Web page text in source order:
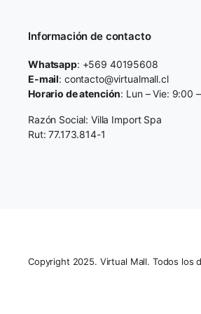
Información de contacto
Whatsapp: +569 40195608
E-mail: contacto@virtualmall.cl
Horario de atención: Lun – Vie: 9:00
Razón Social: Villa Import Spa
Rut: 77.173.814-1
Copyright 2025. Virtual Mall. Todos los